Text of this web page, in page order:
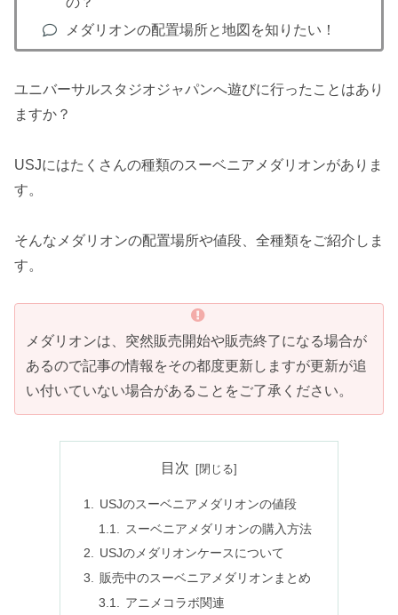
メダリオンの配置場所と地図を知りたい！
ユニバーサルスタジオジャパンへ遊びに行ったことはあり
ますか？
USJにはたくさんの種類のスーベニアメダリオンがありま
す。
そんなメダリオンの配置場所や値段、全種類をご紹介しま
す。
メダリオンは、突然販売開始や販売終了になる場合が
あるので記事の情報をその都度更新しますが更新が追
い付いていない場合があることをご了承ください。
目次
USJのスーベニアメダリオンの値段
スーベニアメダリオンの購入方法
USJのメダリオンケースについて
販売中のスーベニアメダリオンまとめ
アニメコラボ関連